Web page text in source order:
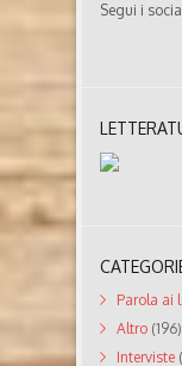
Segui i
Parola ai
Altro (196)
Interviste